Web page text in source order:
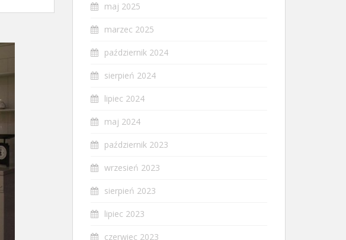
maj 2025
marzec 2025
październik 2024
sierpień 2024
lipiec 2024
maj 2024
październik 2023
wrzesień 2023
sierpień 2023
lipiec 2023
czerwiec 2023